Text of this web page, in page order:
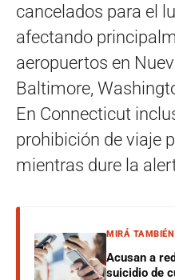
cancelados para el
afectando
aeropuertos en
Baltimore,
En Connecticut
prohibición de viaje
mientras dure la
MIRÁ TAMBIÉN
Acusan a
suicidio de